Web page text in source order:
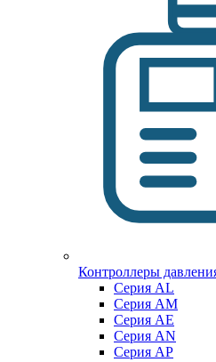
Контроллеры
Cерия AL
Cерия AM
Серия AE
Серия AN
Серия AP